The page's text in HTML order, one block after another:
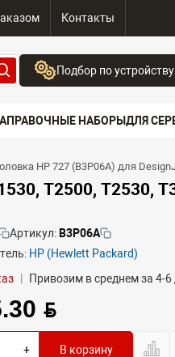
Контакты
Подбор по устройству
Выберите бренд
Сначала выберите бренд
НАБОРЫДЛЯ
HP 727 (B3P06A) для
T2500, T2530,
Артикул: B3P06A
HP (Hewlett Packard)
Привозим в среднем за 4-6
BYN
+ В корзину